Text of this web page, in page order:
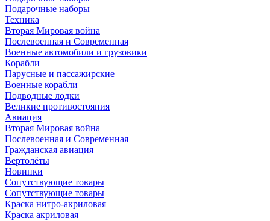
Подарочные наборы
Техника
Вторая Мировая война
Послевоенная и Современная
Военные автомобили и грузовики
Корабли
Парусные и пассажирские
Военные корабли
Подводные лодки
Великие противостояния
Авиация
Вторая Мировая война
Послевоенная и Современная
Гражданская авиация
Вертолёты
Новинки
Сопутствующие товары
Сопутствующие товары
Краска нитро-акриловая
Краска акриловая